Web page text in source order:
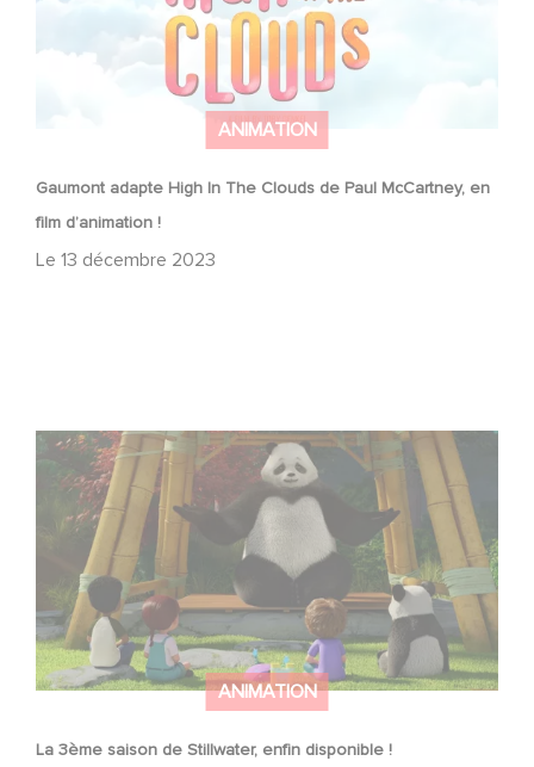
ANIMATION
Gaumont adapte High In The Clouds de Paul McCartney, en
film d’animation !
Le 13 décembre 2023
ANIMATION
La 3ème saison de Stillwater, enfin disponible !
La 3ème saison de Stillwater, enfin disponible !